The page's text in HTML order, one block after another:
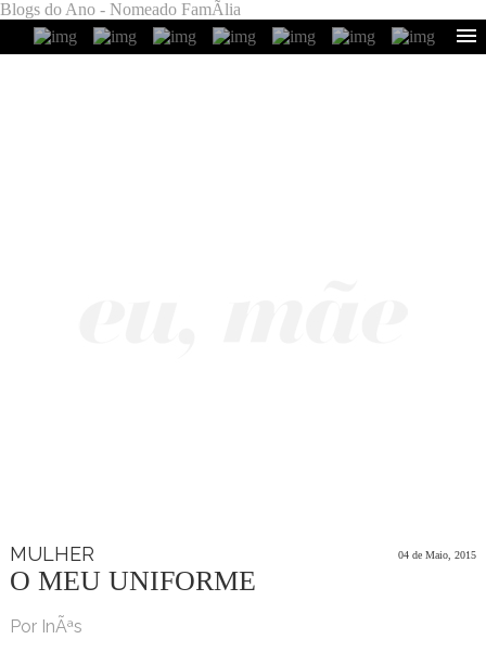
Blogs do Ano - Nomeado FamÃ­lia
MULHER 04 de Maio, 2015
O MEU UNIFORME
Por InÃªs